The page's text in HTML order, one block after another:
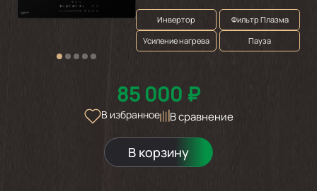
Инвертор
Фильтр Плазма
Усиление нагрева
Пауза
85 000 ₽
В избранное В сравнение
В корзину